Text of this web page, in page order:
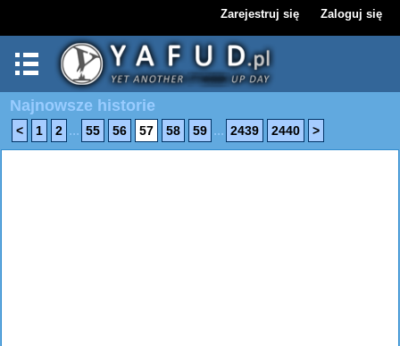
Zarejestruj się Zaloguj się
Najnowsze historie
< 1 2 ... 55 56 57 58 59 ... 2439 2440 >